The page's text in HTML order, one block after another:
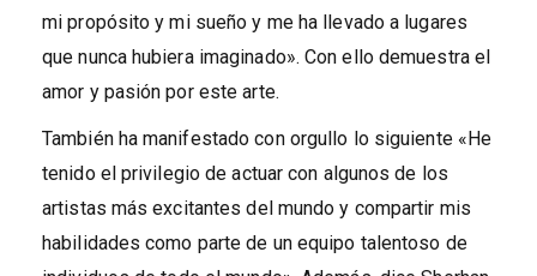
mi propósito y mi sueño y me ha llevado a lugares
que nunca hubiera imaginado». Con ello demuestra el
amor y pasión por este arte.
También ha manifestado con orgullo lo siguiente «He
tenido el privilegio de actuar con algunos de los
artistas más excitantes del mundo y compartir mis
habilidades como parte de un equipo talentoso de